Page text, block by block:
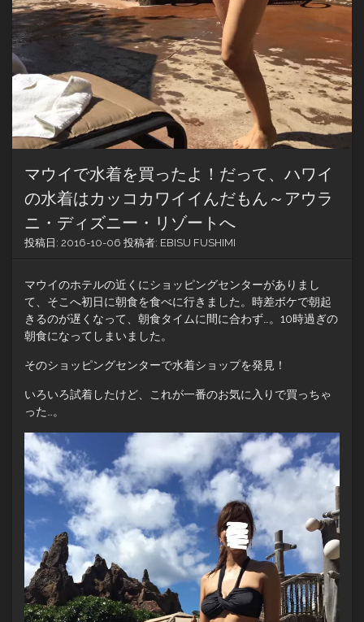
マウイで水着を買ったよ！だって、ハワイ
の水着はカッコカワイイんだもん～アウラ
ニ・ディズニー・リゾートへ
投稿日: 2016-10-06 投稿者: EBISU FUSHIMI
マウイのホテルの近くにショッピングセンターがありまし
て、そこへ初日に朝食を食べに行きました。時差ボケで朝起
きるのが遅くなって、朝食タイムに間に合わず…。10時過ぎの
朝食になってしまいました。
そのショッピングセンターで水着ショップを発見！
いろいろ試着したけど、これが一番のお気に入りで買っちゃ
った…。